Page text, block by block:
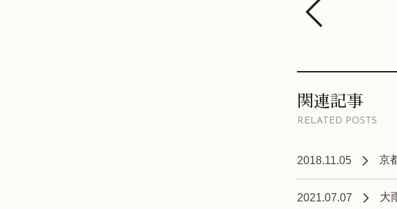
関連記事
RELATED POSTS
2018.11.05 京
2021.07.07 大